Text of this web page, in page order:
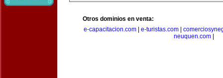
Otros dominios en venta:
e-capacitacion.com
e-turistas.com
neuquen.com|